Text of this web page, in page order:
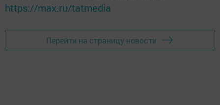
https://max.ru/tatmedia
Перейти на страницу новости